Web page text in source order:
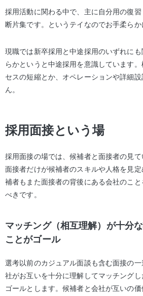
採用活動に関わる中で、主に自分用の復
断片集です。というテイなのでお手柔らか
現職では新卒採用と中途採用のいずれに
らかというと中途採用を意識しています
セスの短縮とか、オペレーションや詳細
ん。
採用面接という場
採用面接の場では、候補者と面接者の見て
面接者だけが候補者のスキルや人格を見
補者もまた面接者の背後にある会社のこ
べきです。
マッチング（相互理解）が十分
ことがゴール
選考以前のカジュアル面談も含む面接の
社がお互いを十分に理解してマッチング
ゴールとします。候補者と会社が互いの